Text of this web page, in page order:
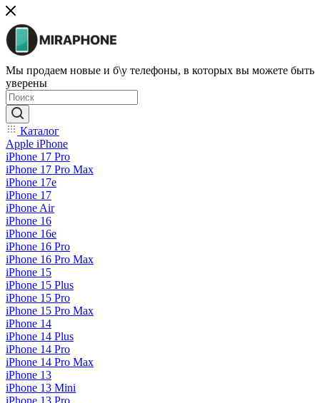
Мы продаем новые и б\у телефоны, в которых вы можете быть
уверены
Каталог
Apple iPhone
iPhone 17 Pro
iPhone 17 Pro Max
iPhone 17e
iPhone 17
iPhone Air
iPhone 16
iPhone 16e
iPhone 16 Pro
iPhone 16 Pro Max
iPhone 15
iPhone 15 Plus
iPhone 15 Pro
iPhone 15 Pro Max
iPhone 14
iPhone 14 Plus
iPhone 14 Pro
iPhone 14 Pro Max
iPhone 13
iPhone 13 Mini
iPhone 13 Pro